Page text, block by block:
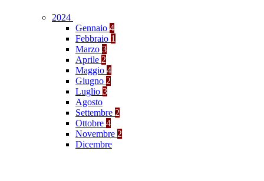
2024
Gennaio 4
Febbraio 1
Marzo 3
Aprile 2
Maggio 4
Giugno 2
Luglio 3
Agosto
Settembre 2
Ottobre 4
Novembre 2
Dicembre